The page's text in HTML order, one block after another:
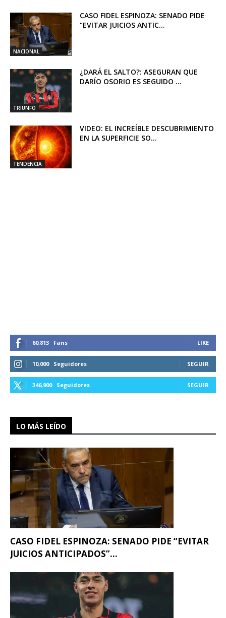
NACIONAL
CASO FIDEL ESPINOZA: SENADO PIDE
“EVITAR JUICIOS ANTIC...
TRIUNFO
¿DARÁ EL SALTO?: ASEGURAN QUE
DARÍO OSORIO ES SEGUIDO ...
TENDENCIA
VIDEO: EL INCREÍBLE DESCUBRIMIENTO
EN LA SUPERFICIE SO...
60,813 Fans LIKE
10,000 Seguidores SEGUIR
346,900 Seguidores SEGUIR
LO MÁS LEÍDO
CASO FIDEL ESPINOZA: SENADO PIDE “EVITAR
JUICIOS ANTICIPADOS”...